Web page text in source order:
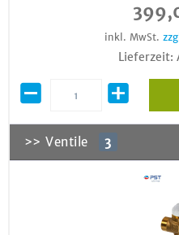
inkl. MwSt.
Lieferzeit:
>> Ventile 3